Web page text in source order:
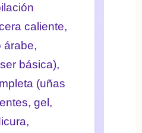
caliente,
árabe,
básica),
(uñas
gel,